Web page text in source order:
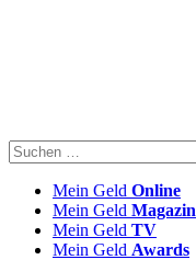
Mein Geld Online
Mein Geld Magazin
Mein Geld TV
Mein Geld Awards